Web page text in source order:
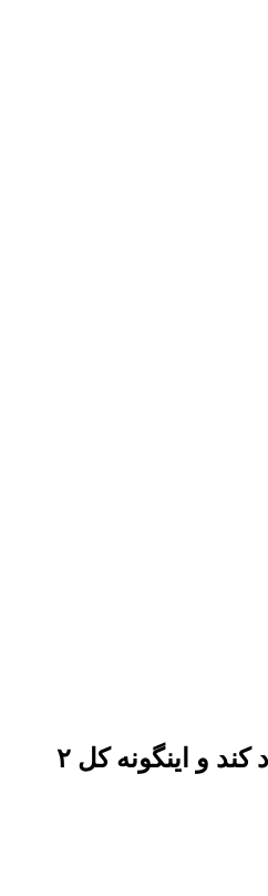
هر لحظه ممکن است ایران با یک حمله کوچک تمام کابل‌های اینترنت که از زیر خلیج فارس عبور کرده است را نابود کند و اینگونه کل ۲